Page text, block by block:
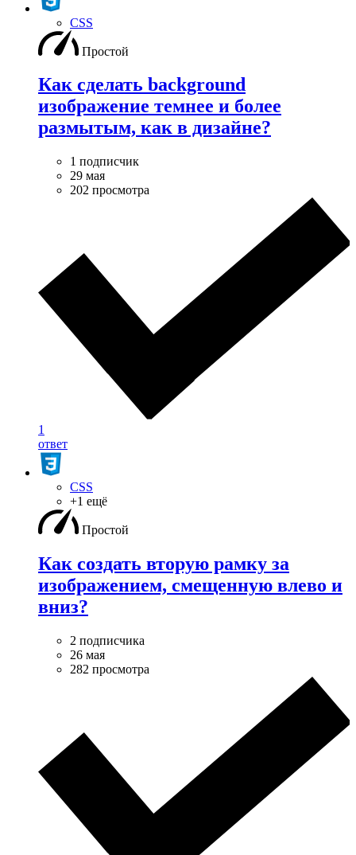
CSS
Простой
Как сделать background
изображение темнее и более
размытым, как в дизайне?
1 подписчик
29 мая
202 просмотра
1
ответ
CSS
+1 ещё
Простой
Как создать вторую рамку за
изображением, смещенную влево и
вниз?
2 подписчика
26 мая
282 просмотра